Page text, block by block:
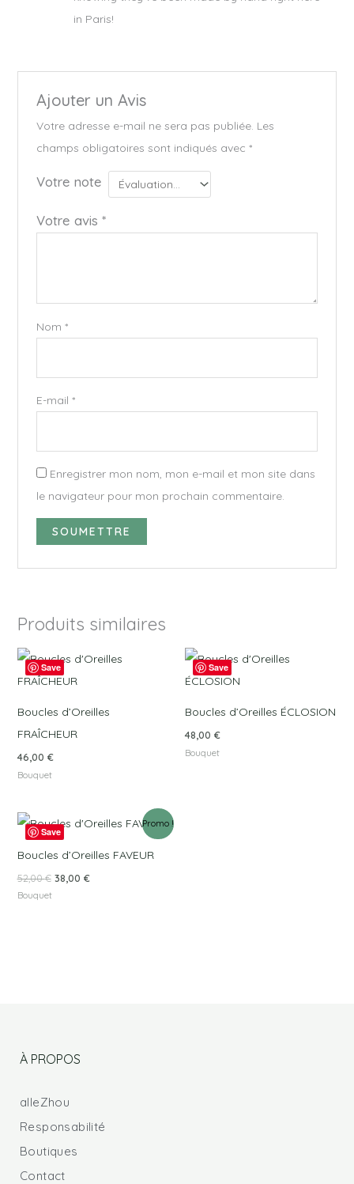
in Paris!
Ajouter un Avis
Votre adresse e-mail ne sera pas publiée. Les
champs obligatoires sont indiqués avec *
Votre note
Votre avis *
Nom *
E-mail *
Enregistrer mon nom, mon e-mail et mon site dans
le navigateur pour mon prochain commentaire.
Produits similaires
Save
Boucles d’Oreilles
FRAÎCHEUR
46,00 €
Bouquet
Save
Boucles d’Oreilles ÉCLOSION
48,00 €
Bouquet
Save
Promo !
Boucles d’Oreilles FAVEUR
52,00€
Le
prix
initial
était :
38,00 €
Le
prix
est :
Bouquet
À PROPOS
alleZhou
Responsabilité
Boutiques
Contact